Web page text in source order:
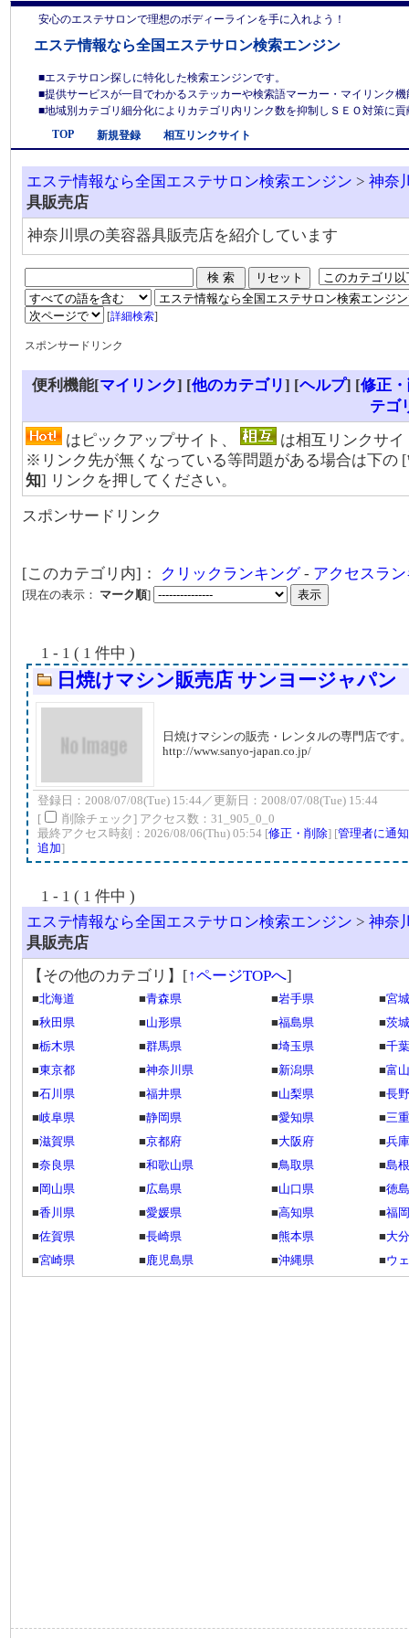
安心のエステサロンで理想のボディーラインを手に入れよう！
エステ情報なら全国エステサロン検索エンジン
■エステサロン探しに特化した検索エンジンです。
■提供サービスが一目でわかるステッカーや検索語マーカー・マイリンク
■地域別カテゴリ細分化によりカテゴリ内リンク数を抑制しＳＥＯ対策に
TOP
新規登録 相互リンクサイト
エステ情報なら全国エステサロン検索エンジン > 神奈
具販売店
神奈川県の美容器具販売店を紹介しています
[詳細検索]
スポンサードリンク
便利機能[マイリンク] [他のカテゴリ] [ヘルプ] [修正
テゴ
はピックアップサイト、
は相互リンクサイ
※リンク先が無くなっている等問題がある場合は下の [
知] リンクを押してください。
スポンサードリンク
[このカテゴリ内]： クリックランキング- アクセスラ
[現在の表示： マーク順]
1 - 1 ( 1 件中 )
日焼けマシン販売店 サンヨージャパン
日焼けマシンの販売・レンタルの専門店です
http://www.sanyo-japan.co.jp/
登録日：2008/07/08(Tue) 15:44／更新日：2008/07/08(Tue) 15:44
[
削除チェック] アクセス数：31_905_0_0
最終アクセス時刻：2026/08/06(Thu) 05:54 [修正・削除] [管理者に通知
追加]
1 - 1 ( 1 件中 )
エステ情報なら全国エステサロン検索エンジン > 神奈
具販売店
【その他のカテゴリ】 [↑ページTOPへ]
■北海道 ■青森県 ■岩手県 ■宮
■秋田県 ■山形県 ■福島県 ■茨
■栃木県 ■群馬県 ■埼玉県 ■千
■東京都 ■神奈川県 ■新潟県 ■富
■石川県 ■福井県 ■山梨県 ■長
■岐阜県 ■静岡県 ■愛知県 ■三
■滋賀県 ■京都府 ■大阪府 ■兵
■奈良県 ■和歌山県 ■鳥取県 ■島
■ 岡山県 ■広島県 ■山口県 ■徳
■香川県 ■愛媛県 ■高知県 ■福
■佐賀県 ■長崎県 ■熊本県 ■大
■宮崎県 ■鹿児島県 ■沖縄県 ■ウ